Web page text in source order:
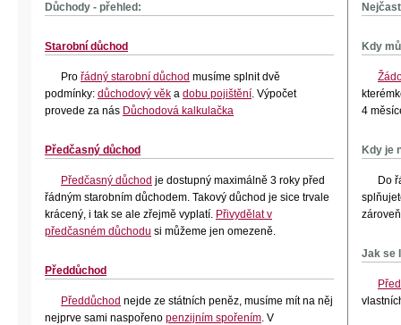
Důchody - přehled:
Starobní důchod
Pro řádný starobní důchod musíme splnit dvě
podmínky: důchodový věk a dobu pojištění. Výpočet
provede za nás Důchodová kalkulačka
Předčasný důchod
Předčasný důchod je dostupný maximálně 3 roky před
řádným starobním důchodem. Takový důchod je sice trvale
krácený, i tak se ale zřejmě vyplatí. Přivydělat v
předčasném důchodu si můžeme jen omezeně.
Předdůchod
Předdůchod nejde ze státních peněz, musíme mít na něj
nejprve sami naspořeno penzijním spořením. V
Kdy
4
Kdy je
Do
Jak se